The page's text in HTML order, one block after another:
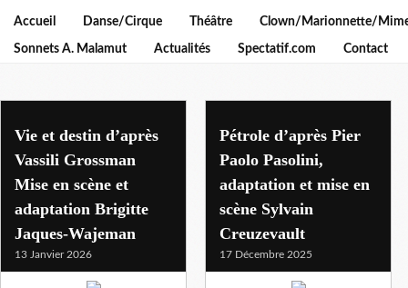
Accueil Danse/Cirque Théâtre Clown/Marionnette/
Sonnets A. Malamut Actualités Spectatif.com Contact
th de l'odeon
Vie et destin d’après
Vassili Grossman
Mise en scène et
adaptation Brigitte
Jaques-Wajeman
13 Janvier 2026
Pétrole d’après Pier
Paolo Pasolini,
adaptation et mise en
scène Sylvain
Creuzevault
17 Décembre 2025